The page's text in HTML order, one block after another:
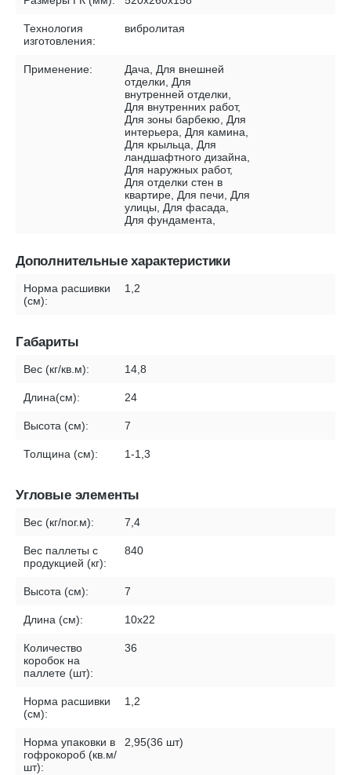
Технология
изготовления:
вибролитая
Применение:
Дача, Для внешней
отделки, Для
внутренней отделки,
Для внутренних работ,
Для зоны барбекю, Для
интерьера, Для камина,
Для крыльца, Для
ландшафтного дизайна,
Для наружных работ,
Для отделки стен в
квартире, Для печи, Для
улицы, Для фасада,
Для фундамента,
Дополнительные характеристики
Норма расшивки
(см):
1,2
Габариты
Вес (кг/кв.м): 14,8
Длина(см): 24
Высота (см): 7
Толщина (см): 1-1,3
Угловые элементы
Вес (кг/пог.м): 7,4
Вес паллеты с
продукцией (кг):
840
Высота (см): 7
Длина (см): 10х22
Количество
коробок на
паллете (шт):
36
Норма расшивки
(см):
1,2
Норма упаковки в
гофрокороб (кв.м/
шт):
2,95(36 шт)